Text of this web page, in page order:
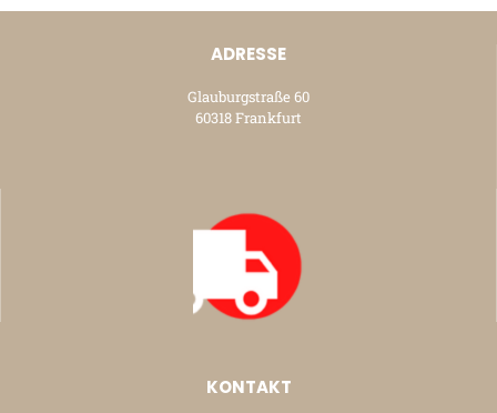
ADRESSE
Glauburgstraße 60
60318 Frankfurt
KONTAKT